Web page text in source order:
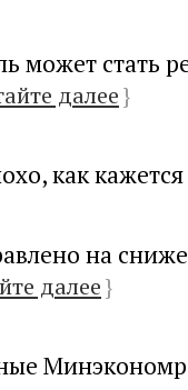
может стать
далее}
как кажется
на
далее}